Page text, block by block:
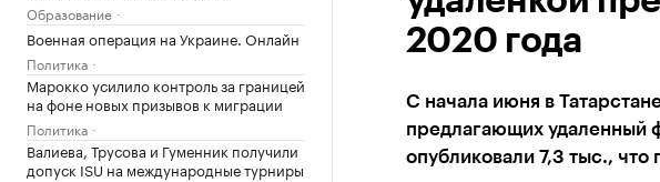
Образование
Военная операция на Украине. Онлайн
Политика
Марокко усилило контроль за границей
на фоне новых призывов к миграции
Политика
Валиева, Трусова и Гуменник получили
допуск ISU на международные турниры
2020 года
C начала июня в
предлагающих удаленный
опубликовали 7,3 тыс.,